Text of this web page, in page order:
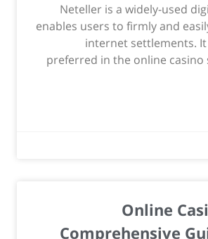
Neteller is a widely-used
enables users to firmly and
internet settlements.
preferred in the online casino
Online
Comprehensive